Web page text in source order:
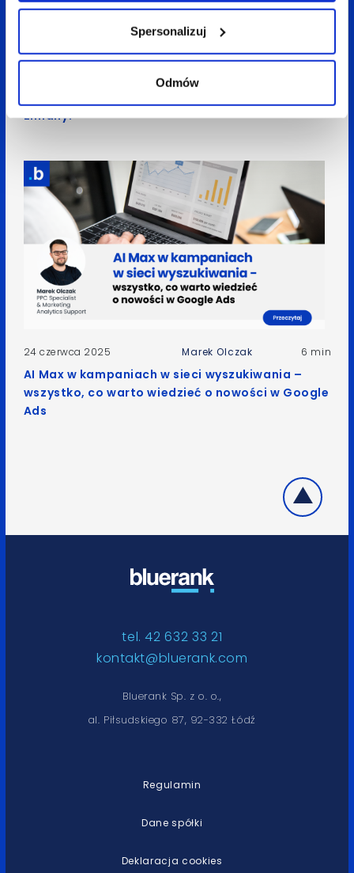
Spersonalizuj
Odmów
28 sierpnia 2025 Zuzanna Maciejewska 5 min
Przyszłość marketingu medycznego w Google
zmiany?
24 czerwca 2025 Marek Olczak 6 min
AI Max w kampaniach w sieci wyszukiwania –
wszystko, co warto wiedzieć o nowości w Google
Ads
tel. 42 632 33 21
kontakt@bluerank.com
Bluerank Sp. z o. o.,
al. Piłsudskiego 87, 92-332 Łódź
Regulamin
Dane spółki
Deklaracja cookies